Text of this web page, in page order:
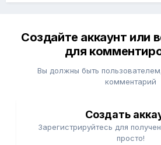
Создайте аккаунт или
для
Вы должны быть
комментарий
Создать
Зарегистрируйтесь для
просто!